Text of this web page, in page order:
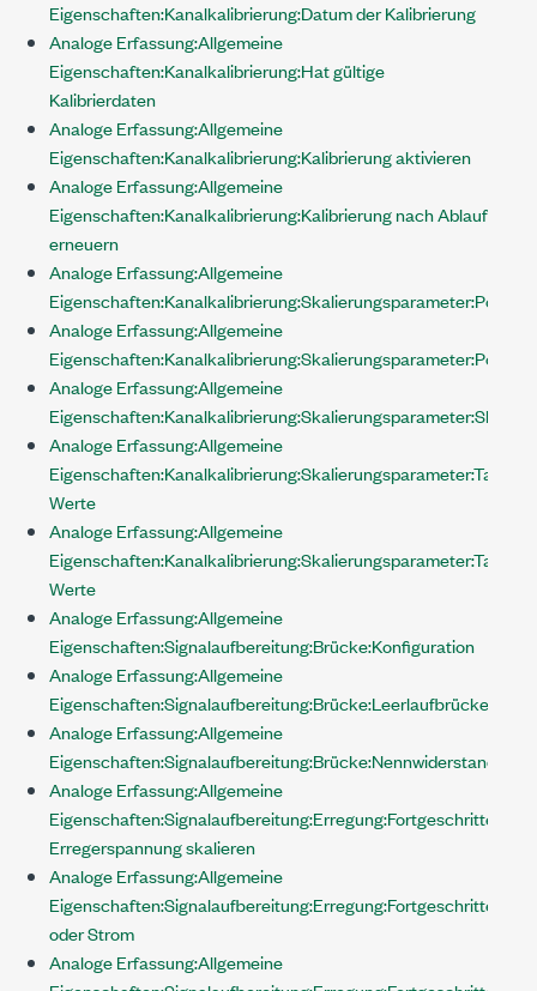
Eigenschaften:Kanalkalibrierung:Datum der Kalibrierung
Analoge Erfassung:Allgemeine
Eigenschaften:Kanalkalibrierung:Hat gültige
Kalibrierdaten
Analoge Erfassung:Allgemeine
Eigenschaften:Kanalkalibrierung:Kalibrierung aktivieren
Analoge Erfassung:Allgemeine
Eigenschaften:Kanalkalibrierung:Kalibrierung nach Ablauf
erneuern
Analoge Erfassung:Allgemeine
Analoge Erfassung:Allgemeine
Analoge Erfassung:Allgemeine
Analoge Erfassung:Allgemeine
Werte
Analoge Erfassung:Allgemeine
Werte
Analoge Erfassung:Allgemeine
Eigenschaften:Signalaufbereitung:Brücke:Konfiguration
Analoge Erfassung:Allgemeine
Analoge Erfassung:Allgemeine
Eigenschaften:Signalaufbereitung:Brücke:Nennwiderstand
Analoge Erfassung:Allgemeine
Eigenschaften:Signalaufbereitung:Erregung:Fortgeschritten:Mit
Erregerspannung skalieren
Analoge Erfassung:Allgemeine
oder Strom
Analoge Erfassung:Allgemeine